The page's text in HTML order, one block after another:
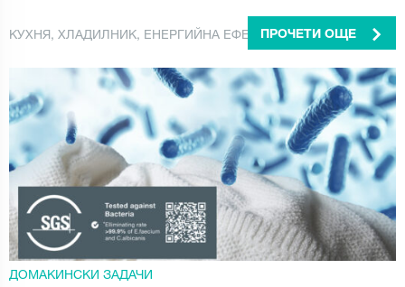
КУХНЯ, ХЛАДИЛНИК, ЕНЕРГИЙНА ЕФЕКТИВНОСТ
ПРОЧЕТИ ОЩЕ
ДОМАКИНСКИ ЗАДАЧИ